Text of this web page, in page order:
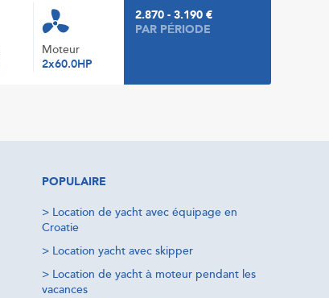
Moteur
2x60.0HP
2.870 - 3.190 €
PAR PÉRIODE
POPULAIRE
> Location de yacht avec équipage en
Croatie
> Location yacht avec skipper
> Location de yacht à moteur pendant les
vacances